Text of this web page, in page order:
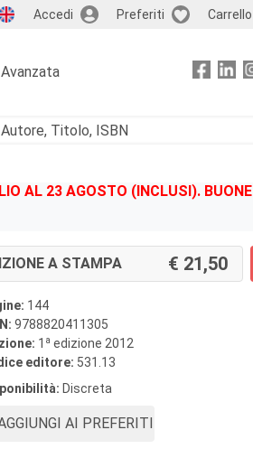
Accedi Preferiti Carrello
AL 23 AGOSTO (INCLUSI). BUONE
A STAMPA 21,50
144
9788820411305
1 a edizione 2012
editore: 531.13
Discreta
AI PREFERITI